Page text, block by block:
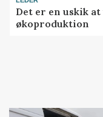
Det er en uskik
økoproduktion